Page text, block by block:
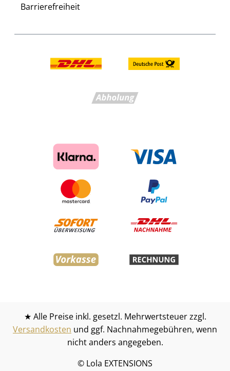
Barrierefreiheit
★ Alle Preise inkl. gesetzl. Mehrwertsteuer zzgl.
Versandkosten und ggf. Nachnahmegebühren, wenn
nicht anders angegeben.
© Lola EXTENSIONS